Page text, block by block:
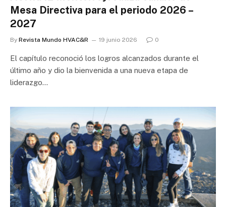
Mesa Directiva para el periodo 2026 –
2027
By Revista Mundo HVAC&R 19 junio 2026 0
El capítulo reconoció los logros alcanzados durante el
último año y dio la bienvenida a una nueva etapa de
liderazgo…